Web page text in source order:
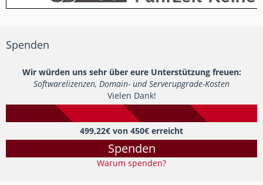
Spenden
Wir würden uns sehr über eure Unterstützung freuen:
Softwarelizenzen, Domain- und Serverupgrade-Kosten
Vielen Dank!
499,22€ von 450€ erreicht
Spenden
Warum spenden?